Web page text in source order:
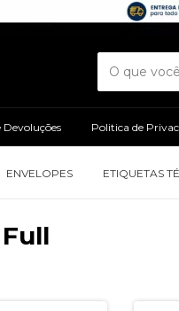
Devoluções Politica de
ENVELOPES ETIQUETAS